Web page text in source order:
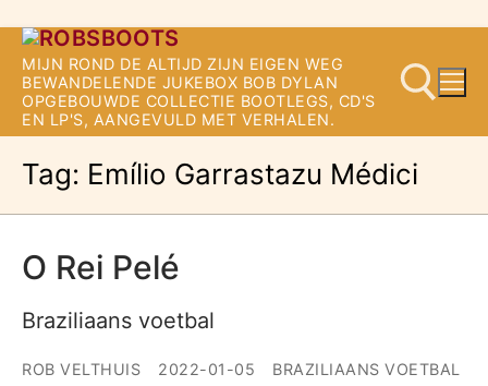
Ga
naar
de
MIJN ROND DE ALTIJD ZIJN EIGEN WEG
BEWANDELENDE JUKEBOX BOB DYLAN
OPGEBOUWDE COLLECTIE BOOTLEGS, CD'S
EN LP'S, AANGEVULD MET VERHALEN.
Zoeken naar:
Tag: Emílio Garrastazu Médici
O Rei Pelé
Braziliaans voetbal
ROB VELTHUIS 2022-01-05
BRAZILIAANS VOETBAL